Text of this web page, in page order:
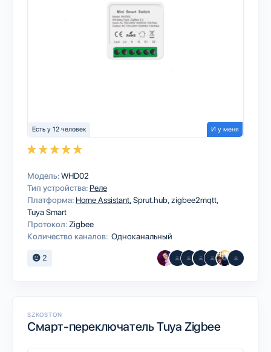
Есть у 12 человек И у меня
Модель:WHD02
Тип устройства: Реле
Платформа: Home AssistantSprut.hubzigbee2mqtt
Tuya Smart
Протокол: Zigbee
Количество каналов: Одноканальный
2
SZKOSTON
Смарт-переключатель Tuya Zigbee